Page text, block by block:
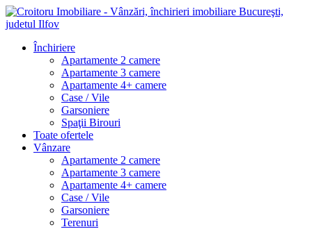
Închiriere
Apartamente 2 camere
Apartamente 3 camere
Apartamente 4+ camere
Case / Vile
Garsoniere
Spaţii Birouri
Toate ofertele
Vânzare
Apartamente 2 camere
Apartamente 3 camere
Apartamente 4+ camere
Case / Vile
Garsoniere
Terenuri